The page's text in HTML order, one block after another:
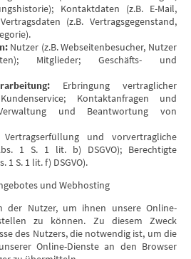
Kontaktdaten (z.B. E-Mail,
(z.B. Vertragsgegenstand,
Nutzer (z.B. Webseitenbesucher, Nutzer
Mitglieder; Geschäfts- und
Erbringung vertraglicher
Kontaktanfragen und
und Beantwortung von
Vertragserfüllung und vorvertragliche
1 S. 1 lit. b) DSGVO); Berechtigte
1 S. 1 lit. f) DSGVO).
und Webhosting
der Nutzer, um ihnen unsere Online-
zu können. Zu diesem Zweck
des Nutzers, die notwendig ist, um die
Online-Dienste an den Browser